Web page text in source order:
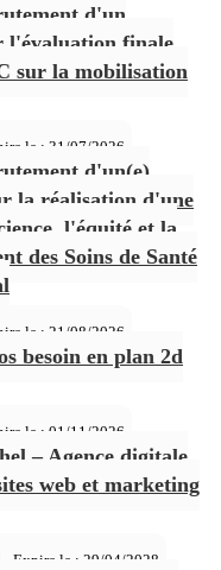
d'un
l'évaluation finale
sur la mobilisation
le : 31/07/2026
d'un(e)
la réalisation d'une
l'équité et la
des Soins de Santé
le : 21/08/2026
besoin en plan 2d
le : 01/11/2026
– Agence digitale
web et marketing
Expire le : 29/04/2028